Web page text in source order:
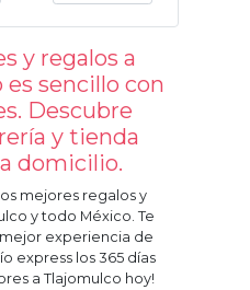
y regalos a
es sencillo con
Descubre
y tienda
domicilio.
mejores regalos y
y todo México. Te
experiencia de
express los 365 días
a Tlajomulco hoy!